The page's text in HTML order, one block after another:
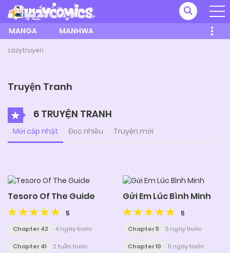
MANGA MANHWA
Lazytruyen
Truyện Tranh
6 TRUYỆN TRANH
Mới cập nhật Đọc nhiều Truyện mới
Tesoro Of The Guide
5
Chapter 42 4 ngày trước
Chapter 41 2 tuần trước
Gửi Em Lúc Bình Minh
5
Chapter 11 5 ngày trước
Chapter 10 5 ngày trước